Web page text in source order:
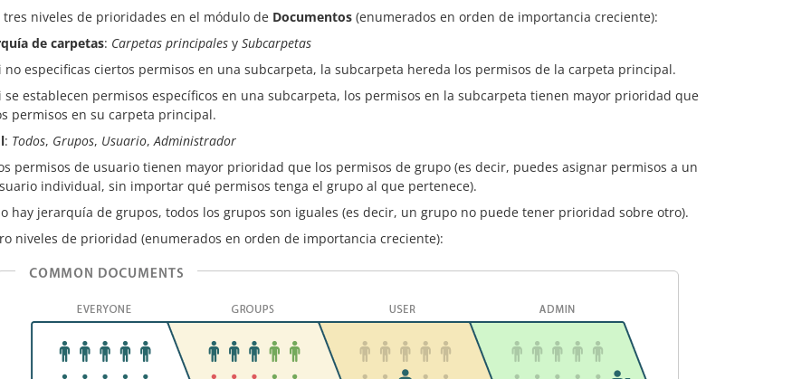
tres niveles de prioridades en el módulo de Documentos (enumerados en orden de importancia creciente):
de carpetas: Carpetas principales y Subcarpetas
no especificas ciertos permisos en una subcarpeta, la subcarpeta hereda los permisos de la carpeta principal.
se establecen permisos específicos en una subcarpeta, los permisos en la subcarpeta tienen mayor prioridad que
permisos en su carpeta principal.
: Todos, Grupos, Usuario,Administrador
permisos de usuario tienen mayor prioridad que los permisos de grupo (es decir, puedes asignar permisos a un
individual, sin importar qué permisos tenga el grupo al que pertenece).
hay jerarquía de grupos, todos los grupos son iguales (es decir, un grupo no puede tener prioridad sobre otro).
niveles de prioridad (enumerados en orden de importancia creciente):